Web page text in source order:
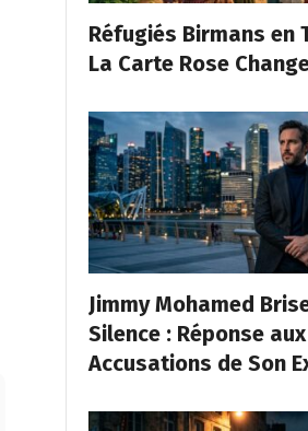
Réfugiés Birmans en
La Carte Rose
Jimmy Mohamed
Silence : Réponse aux
Accusations de Son